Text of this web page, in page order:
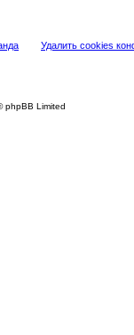
Удалить cookies
phpBB Limited